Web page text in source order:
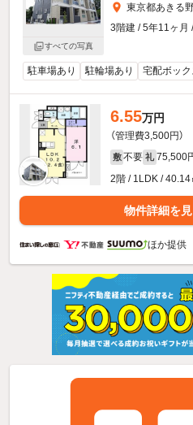
すべての写真
東京都あきる
3階建 / 5年11ヶ月
駐車場あり 駐輪場あり 宅配ボック
6.55万円
（管理費3,500円）
敷 不要 礼 75,500
2階 / 1LDK / 40.14
物件詳細を
ほか提供